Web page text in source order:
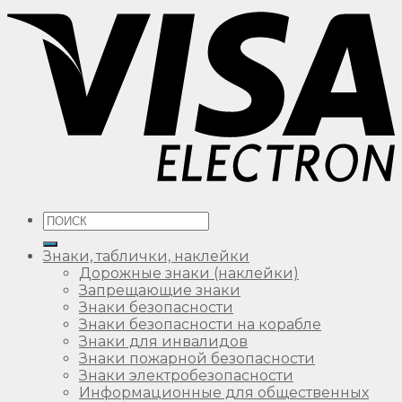
Искать:
Знаки, таблички, наклейки
Дорожные знаки (наклейки)
Запрещающие знаки
Знаки безопасности
Знаки безопасности на корабле
Знаки для инвалидов
Знаки пожарной безопасности
Знаки электробезопасности
Информационные для общественных